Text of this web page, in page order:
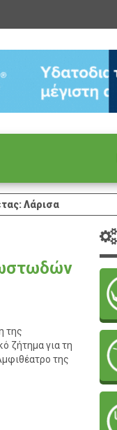
Λάρισα
της
ζήτημα για τη
της